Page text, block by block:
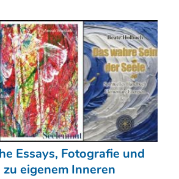
Essays, Fotografie und
eigenem Inneren